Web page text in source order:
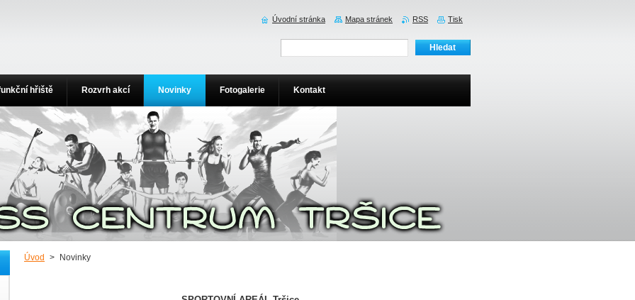
Úvod > Novinky
hřiště Rozvrh akcí Novinky Fotogalerie Kontakt
Úvodní stránka Mapa stránek RSS Tisk